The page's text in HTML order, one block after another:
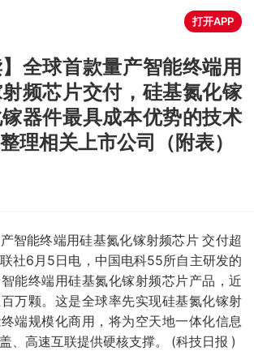
打开APP
】全球首款量产智能终端用
频芯片交付，硅基氮化镓
器件最具成本优势的技术
理相关上市公司（附表）
产智能终端用硅基氮化镓射频芯片 交付超
社6月5日电，中国电科55所自主研发的
能终端用硅基氮化镓射频芯片产品，近
万颗。这是全球率先实现硅基氮化镓射
端规模化商用，将为空天地一体化信息
、高速互联提供硬核支撑。 (科技日报 )